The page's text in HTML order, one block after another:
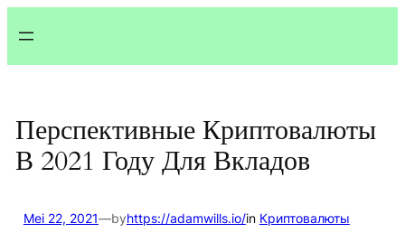
ke
Перспективные Криптовалюты
В 2021 Году Для Вкладов
Mei 22, 2021—byhttps://adamwills.io/in Криптовалюты